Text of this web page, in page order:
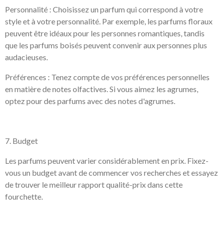
Personnalité : Choisissez un parfum qui correspond à votre
style et à votre personnalité. Par exemple, les parfums floraux
peuvent être idéaux pour les personnes romantiques, tandis
que les parfums boisés peuvent convenir aux personnes plus
audacieuses.
Préférences : Tenez compte de vos préférences personnelles
en matière de notes olfactives. Si vous aimez les agrumes,
optez pour des parfums avec des notes d'agrumes.
7. Budget
Les parfums peuvent varier considérablement en prix. Fixez-
vous un budget avant de commencer vos recherches et essayez
de trouver le meilleur rapport qualité-prix dans cette
fourchette.